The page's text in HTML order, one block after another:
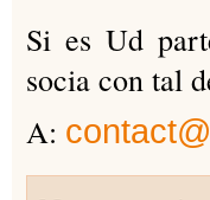
Si es Ud
socia con tal
A: